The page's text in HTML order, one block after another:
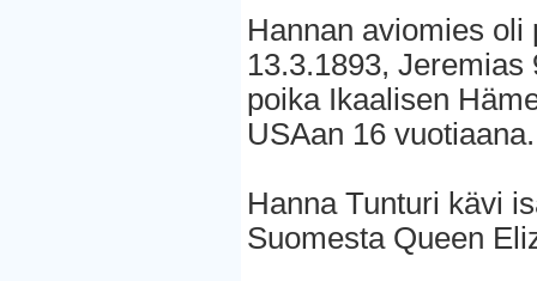
Hannan aviomies oli
13.3.1893, Jeremias
poika Ikaalisen
USAan 16 vuotiaana.
Hanna Tunturi kävi
Suomesta Queen